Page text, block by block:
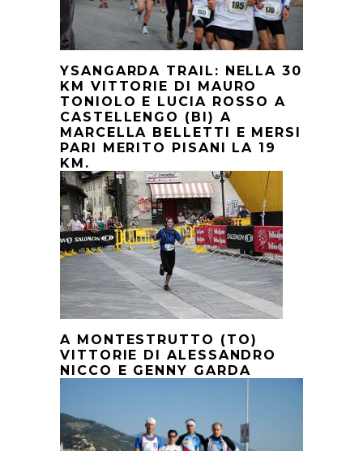
YSANGARDA TRAIL: NELLA 30
KM VITTORIE DI MAURO
TONIOLO E LUCIA ROSSO A
CASTELLENGO (BI) A
MARCELLA BELLETTI E MERSI
PARI MERITO PISANI LA 19
KM.
A MONTESTRUTTO (TO)
VITTORIE DI ALESSANDRO
NICCO E GENNY GARDA